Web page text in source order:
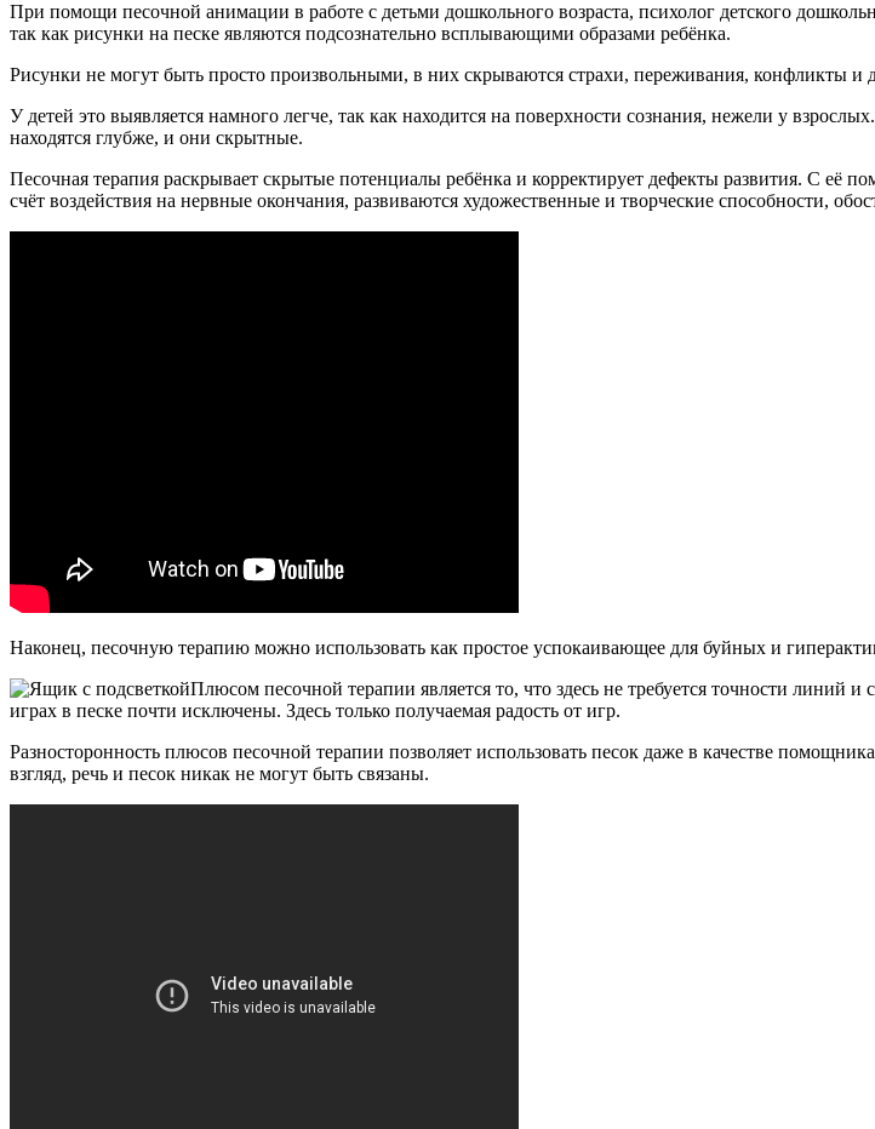
При помощи песочной анимации в работе с детьми дошкольного возраста, психолог детского
так как рисунки на песке являются подсознательно всплывающими образами ребёнка.
Рисунки не могут быть просто произвольными, в них скрываются страхи, переживания, конфликты и
У детей это выявляется намного легче, так как находится на поверхности сознания, нежели у
находятся глубже, и они скрытные.
Песочная терапия раскрывает скрытые потенциалы ребёнка и корректирует дефекты развития. С её
счёт воздействия на нервные окончания, развиваются художественные и творческие способности,
Наконец, песочную терапию можно использовать как простое успокаивающее для буйных и
Плюсом песочной терапии является то, что здесь не требуется точности линий
играх в песке почти исключены. Здесь только получаемая радость от игр.
Разносторонность плюсов песочной терапии позволяет использовать песок даже в качестве
взгляд, речь и песок никак не могут быть связаны.